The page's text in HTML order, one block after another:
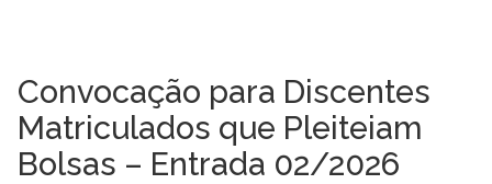
Convocação para Discentes
Matriculados que Pleiteiam
Bolsas – Entrada 02/2026